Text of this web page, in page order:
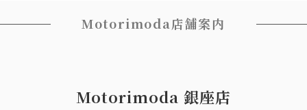
Motorimoda店舗案内
Motorimoda 銀座店